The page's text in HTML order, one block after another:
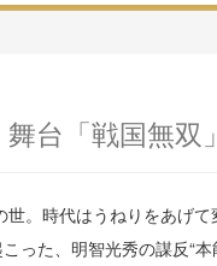
二弾公開！
光秀のビジュアル
ベント開催決
舞台「戦国無双
。時代はうねりをあげ
った、明智光秀の謀反“